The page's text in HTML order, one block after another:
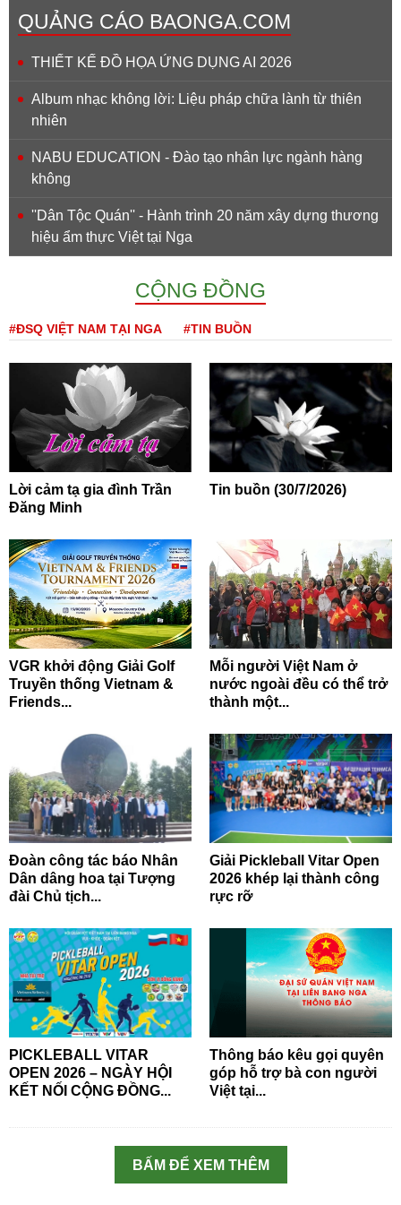
QUẢNG CÁO BAONGA.COM
THIẾT KẾ ĐỒ HỌA ỨNG DỤNG AI 2026
Album nhạc không lời: Liệu pháp chữa lành từ thiên
nhiên
NABU EDUCATION - Đào tạo nhân lực ngành hàng
không
''Dân Tộc Quán'' - Hành trình 20 năm xây dựng thương
hiệu ẩm thực Việt tại Nga
CỘNG ĐỒNG
#ĐSQ VIỆT NAM TẠI NGA #TIN BUỒN
Lời cảm tạ gia đình Trần
Đăng Minh
Tin buồn (30/7/2026)
VGR khởi động Giải Golf
Truyền thống Vietnam &
Friends...
Mỗi người Việt Nam ở
nước ngoài đều có thể trở
thành một...
Đoàn công tác báo Nhân
Dân dâng hoa tại Tượng
đài Chủ tịch...
Giải Pickleball Vitar Open
2026 khép lại thành công
rực rỡ
PICKLEBALL VITAR
OPEN 2026 – NGÀY HỘI
KẾT NỐI CỘNG ĐỒNG...
Thông báo kêu gọi quyên
góp hỗ trợ bà con người
Việt tại...
BẤM ĐỂ XEM THÊM